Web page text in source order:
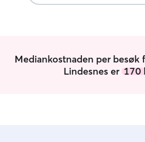
Mediankostnaden per besøk
Lindesnes er 170